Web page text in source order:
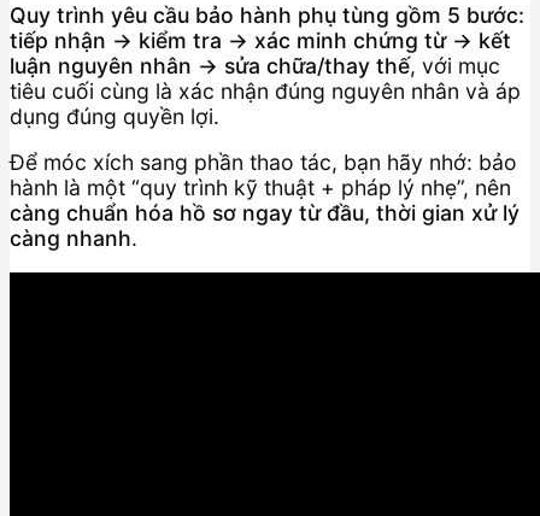
Quy trình yêu cầu bảo hành phụ tùng gồm 5 bước:
tiếp nhận → kiểm tra → xác minh chứng từ → kết
luận nguyên nhân → sửa chữa/thay thế, với mục
tiêu cuối cùng là xác nhận đúng nguyên nhân và áp
dụng đúng quyền lợi.
Để móc xích sang phần thao tác, bạn hãy nhớ: bảo
hành là một “quy trình kỹ thuật + pháp lý nhẹ”, nên
càng chuẩn hóa hồ sơ ngay từ đầu, thời gian xử lý
càng nhanh.